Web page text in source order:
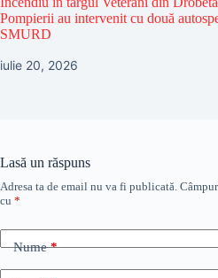
Pompierii au intervenit cu două
SMURD
iulie 20, 2026
Lasă un răspuns
Adresa ta de email nu va fi publicată.
cu *
Nume*